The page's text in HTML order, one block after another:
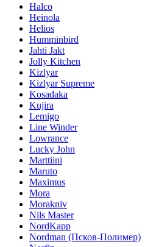
Halco
Heinola
Helios
Humminbird
Jahti Jakt
Jolly Kitchen
Kizlyar
Kizlyar Supreme
Kosadaka
Kujira
Lemigo
Line Winder
Lowrance
Lucky John
Marttiini
Maruto
Maximus
Mora
Morakniv
Nils Master
NordKapp
Nordman (Псков-Полимер)